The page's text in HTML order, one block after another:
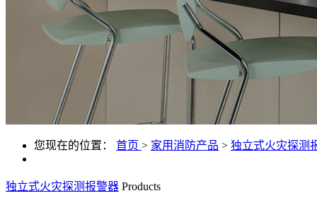
您现在的位置： 首页 > 家用消防产品 > 独立式火灾探测
独立式火灾探测报警器 Products